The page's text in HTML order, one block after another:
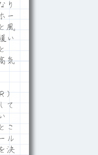
り
ー
風
い
気
）
て
こ
ル
決